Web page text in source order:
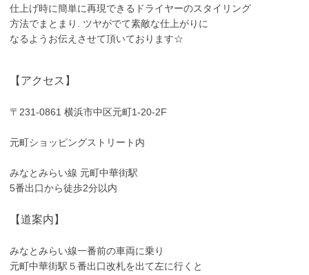
仕上げ時に簡単に再現できるドライヤーのスタイリング
方法でまとまり. ツヤがでて素敵な仕上がりに
なるようお伝えさせて頂いております☆
【アクセス】
〒231-0861 横浜市中区元町1-20-2F
元町ショッピングストリート内
みなとみらい線 元町中華街駅
5番出口から徒歩2分以内
【道案内】
みなとみらい線一番前の車両に乗り
元町中華街駅５番出口改札を出て左に行くと